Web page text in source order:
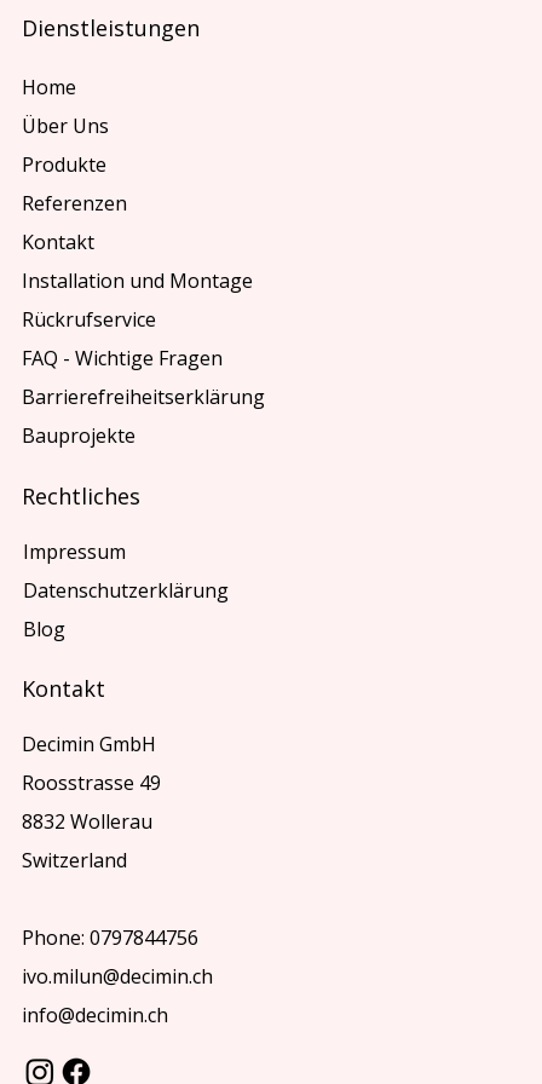
Dienstleistungen
Home
Über Uns
Produkte
Referenzen
Kontakt
Installation und Montage
Rückrufservice
FAQ - Wichtige Fragen
Barrierefreiheitserklärung
Bauprojekte
Kontakt
Decimin GmbH
Roosstrasse 49
8832 Wollerau
Switzerland
Phone: 0797844756
ivo.milun@decimin.ch
info@decimin.ch
Rechtliches
Impressum
Datenschutzerklärung
Blog